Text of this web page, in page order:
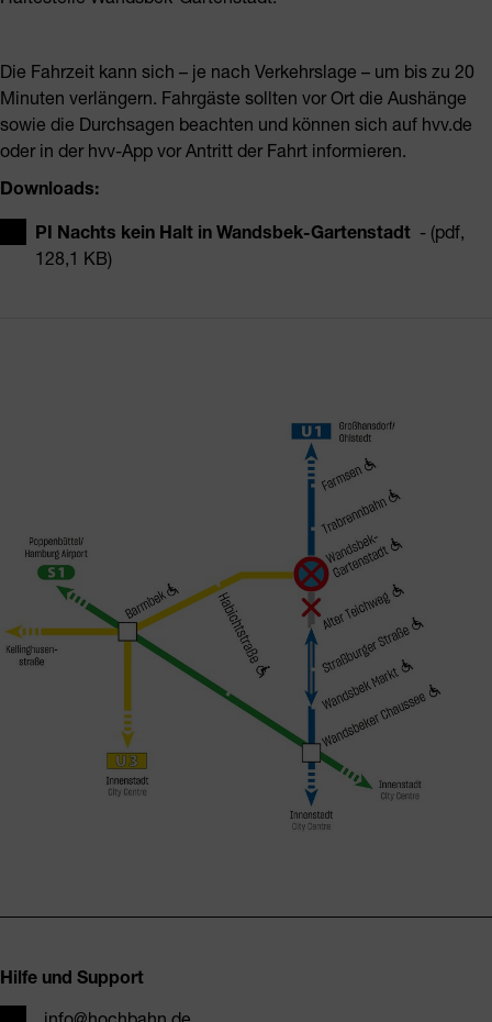
Die Fahrzeit kann sich – je nach Verkehrslage – um bis zu 20
Minuten verlängern. Fahrgäste sollten vor Ort die Aushänge
sowie die Durchsagen beachten und können sich auf hvv.de
oder in der hvv-App vor Antritt der Fahrt informieren.
Downloads:
PI Nachts kein Halt in Wandsbek-Gartenstadt - (pdf,
128,1 KB)
Hilfe und Support
E-Mail